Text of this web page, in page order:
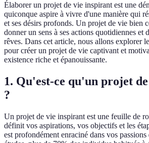
Élaborer un projet de vie inspirant est une
quiconque aspire à vivre d'une manière qui
et ses désirs profonds. Un projet de vie bien
donner un sens à ses actions quotidiennes et
rêves. Dans cet article, nous allons explorer
pour créer un projet de vie captivant et
existence riche et épanouissante.
1. Qu'est-ce qu'un projet
?
Un projet de vie inspirant est une feuille de
définit vos aspirations, vos objectifs et les
est profondément enraciné dans vos